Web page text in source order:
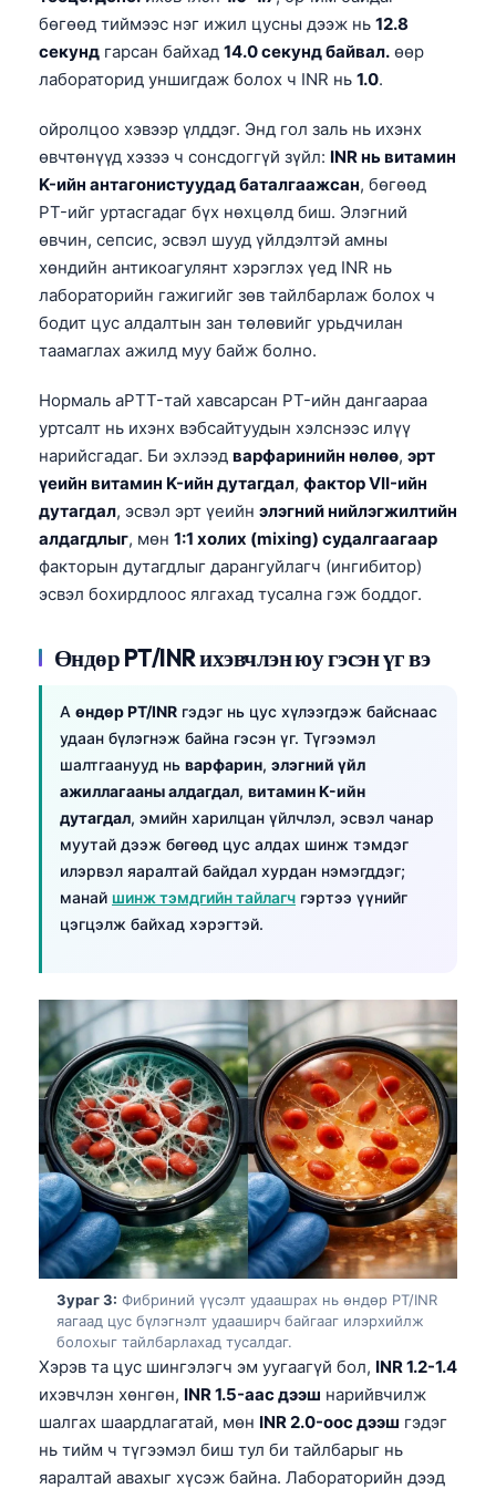
бөгөөд тиймээс нэг ижил цусны дээж нь 12.8
секунд гарсан байхад 14.0 секунд байвал. өөр
лабораторид уншигдаж болох ч INR нь 1.0.
ойролцоо хэвээр үлддэг. Энд гол заль нь ихэнх
өвчтөнүүд хэзээ ч сонсдоггүй зүйл: INR нь витамин
K-ийн антагонистуудад баталгаажсан, бөгөөд
PT-ийг уртасгадаг бүх нөхцөлд биш. Элэгний
өвчин, сепсис, эсвэл шууд үйлдэлтэй амны
хөндийн антикоагулянт хэрэглэх үед INR нь
лабораторийн гажигийг зөв тайлбарлаж болох ч
бодит цус алдалтын зан төлөвийг урьдчилан
таамаглах ажилд муу байж болно.
Нормаль aPTT-тай хавсарсан PT-ийн дангаараа
уртсалт нь ихэнх вэбсайтуудын хэлснээс илүү
нарийсгадаг. Би эхлээд варфаринийн нөлөө, эрт
үеийн витамин K-ийн дутагдал, фактор VII-ийн
дутагдал, эсвэл эрт үеийн элэгний нийлэгжилтийн
алдагдлыг, мөн 1:1 холих (mixing) судалгаагаар
факторын дутагдлыг дарангуйлагч (ингибитор)
эсвэл бохирдлоос ялгахад тусална гэж боддог.
Өндөр PT/INR ихэвчлэн юу гэсэн үг вэ
A өндөр PT/INR гэдэг нь цус хүлээгдэж байснаас
удаан бүлэгнэж байна гэсэн үг. Түгээмэл
шалтгаанууд нь варфарин, элэгний үйл
ажиллагааны алдагдал, витамин K-ийн
дутагдал, эмийн харилцан үйлчлэл, эсвэл чанар
муутай дээж бөгөөд цус алдах шинж тэмдэг
илэрвэл яаралтай байдал хурдан нэмэгддэг;
манай шинж тэмдгийн тайлагч гэртээ үүнийг
цэгцэлж байхад хэрэгтэй.
Зураг 3: Фибриний үүсэлт удаашрах нь өндөр PT/INR
яагаад цус бүлэгнэлт удааширч байгааг илэрхийлж
болохыг тайлбарлахад тусалдаг.
Хэрэв та цус шингэлэгч эм уугаагүй бол, INR 1.2-1.4
ихэвчлэн хөнгөн, INR 1.5-аас дээш нарийвчилж
шалгах шаардлагатай, мөн INR 2.0-оос дээш гэдэг
нь тийм ч түгээмэл биш тул би тайлбарыг нь
яаралтай авахыг хүсэж байна. Лабораторийн дээд